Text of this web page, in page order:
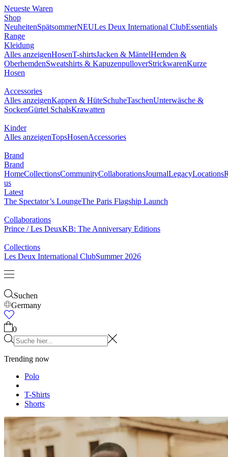
Neueste Waren
Shop
NeuheitenSpätsommerNEULes Deux International ClubEssentials
Range
Kleidung
Alles anzeigenHosenT-shirtsJacken & MäntelHemden &
OberhemdenSweatshirts & KapuzenpulloverStrickwarenKurze
Hosen
Alles anzeigen
SockenGürtelSchalsKrawatten
Alles anzeigen